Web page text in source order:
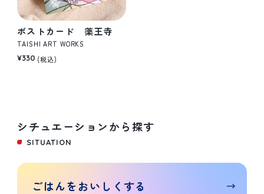
ポストカード 薬王寺
TAISHI ART WORKS
¥330 (税込)
シチュエーションから探す
SITUATION
ごはんをおいしく する